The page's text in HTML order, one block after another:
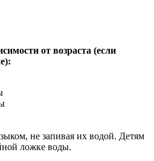
от возраста (если
не запивая их водой. Детям
ложке воды.